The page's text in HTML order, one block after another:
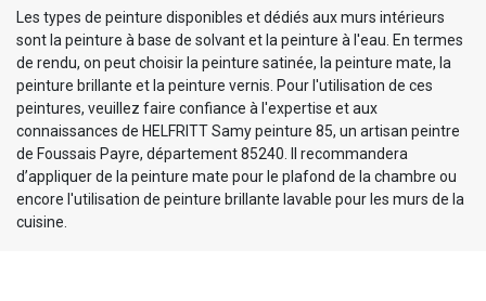
Les types de peinture disponibles et dédiés aux murs intérieurs
sont la peinture à base de solvant et la peinture à l'eau. En termes
de rendu, on peut choisir la peinture satinée, la peinture mate, la
peinture brillante et la peinture vernis. Pour l'utilisation de ces
peintures, veuillez faire confiance à l'expertise et aux
connaissances de HELFRITT Samy peinture 85, un artisan peintre
de Foussais Payre, département 85240. Il recommandera
d’appliquer de la peinture mate pour le plafond de la chambre ou
encore l'utilisation de peinture brillante lavable pour les murs de la
cuisine.